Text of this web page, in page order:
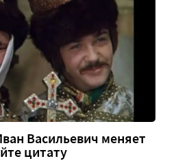
Васильевич меняет
цитату